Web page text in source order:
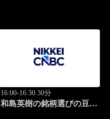
16:00-16:30 30分
和島英樹の銘柄選びの豆知